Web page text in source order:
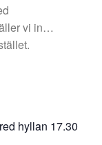
vi in…
hyllan 17.30